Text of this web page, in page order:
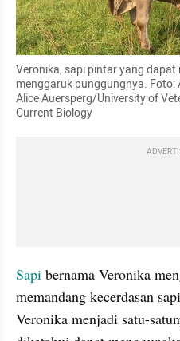
Veronika, sapi pintar yang
menggaruk punggungnya.
Alice Auersperg/University of
Current Biology
Sapi bernama Veronika
memandang kecerdasan
Veronika menjadi satu-